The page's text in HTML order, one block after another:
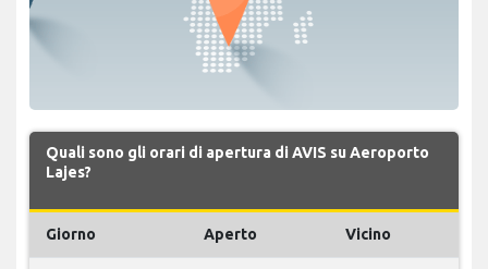
Quali sono gli orari di apertura di AVIS su Aeroporto
Lajes?
Giorno Aperto Vicino